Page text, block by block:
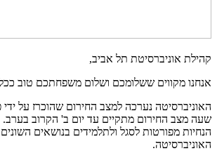
קהילת אוניברסיטת תל אביב,
אנחנו מקווים ששלומכם ושלום משפחתכם טוב
האוניברסיטה נערכה למצב החירום שהוכרז על ידי
שעה מצב החירום מתקיים עד יום ב' הקרוב
הנחיות מפורטות לסגל ולתלמידים בנושאים
האוניברסיטה.